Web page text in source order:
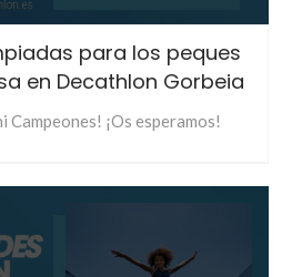
para los peques
en Decathlon Gorbeia
Campeones! ¡Os esperamos!